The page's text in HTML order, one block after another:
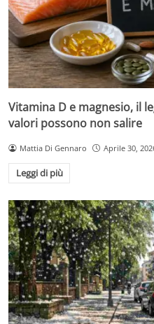
Vitamina D e magnesio, il
valori possono non salire
Mattia Di Gennaro Aprile 30,
Leggi di più